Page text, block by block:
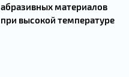
абразивных материалов
при высокой температуре